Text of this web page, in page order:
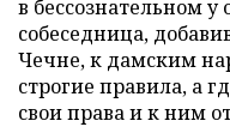
в бессознательном у
собеседница,
Чечне, к дамским
строгие правила, а
свои права и к ним